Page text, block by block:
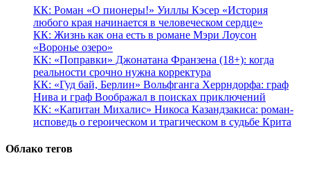
КК: Роман «О пионеры!» Уиллы Кэсер «История
любого края начинается в человеческом сердце»
КК: Жизнь как она есть в романе Мэри Лоусон
«Воронье озеро»
КК: «Поправки» Джонатана Франзена (18+): когда
реальности срочно нужна корректура
КК: «Гуд бай, Берлин» Вольфганга Херрндорфа: граф
Нива и граф Воображал в поисках приключений
КК: «Капитан Михалис» Никоса Казандзакиса: роман-
исповедь о героическом и трагическом в судьбе Крита
Облако тегов